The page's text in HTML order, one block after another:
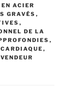
ACIER
GRAVÉS ,
,
DE LA
,
,
VENDEUR